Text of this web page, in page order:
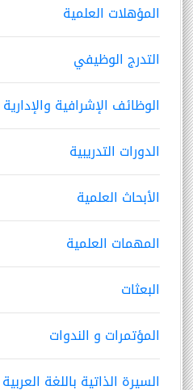
المؤهلات العلمية
التدرج الوظيفي
الوظائف الإشرافية والإدارية
الدورات التدريبية
الأبحاث العلمية
المهمات العلمية
البعثات
المؤتمرات و الندوات
السيرة الذاتية باللغة العربية